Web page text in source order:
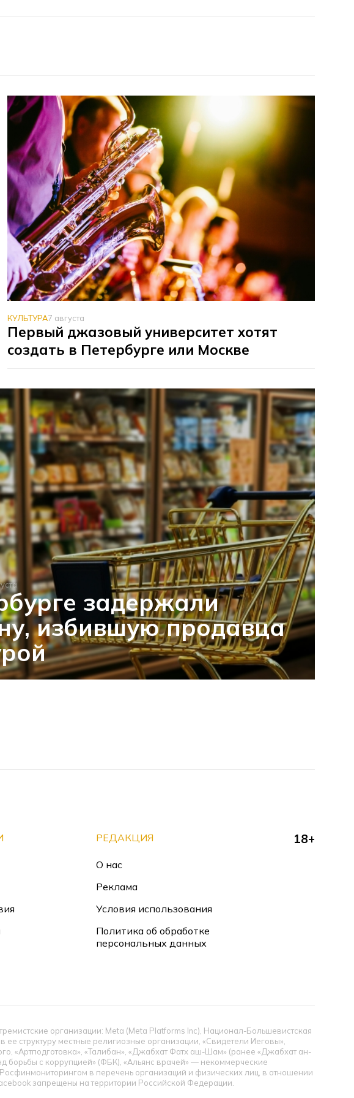
КУЛЬТУРА7 августа
Первый джазовый университет хотят
создать в Петербурге или Москве
задержали
избившую продавца
РЕДАКЦИЯ
О нас
Реклама
Условия использования
Политика об обработке
персональных данных
18+
организации: Meta (Meta Platforms Inc), Национал-Большевистская
структуру местные религиозные организации, «Свидетели Иеговы»,
«Артподготовка», «Талибан», «Джабхат Фатх аш-Шам» (ранее «Джабхат ан-
борьбы с коррупцией» (ФБК), «Альянс врачей» — некоммерческие
в перечень организаций и физических лиц, в отношении
запрещены на территории Российской Федерации.